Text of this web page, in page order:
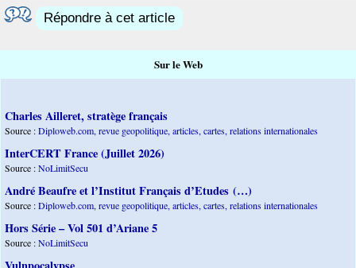
Répondre à cet article
Sur le Web
Charles Ailleret, stratège français
Source :Diploweb.com, revue geopolitique, articles, cartes, relations internationales
InterCERT France (Juillet 2026)
Source :NoLimitSecu
André Beaufre et l’Institut Français d’Etudes (…)
Source :Diploweb.com, revue geopolitique, articles, cartes, relations internationales
Hors Série – Vol 501 d’Ariane 5
Source :NoLimitSecu